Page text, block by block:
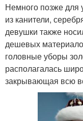
Немного позже для
из канители,
девушки также
дешевых
головные уборы
располагалась
закрывающая всю